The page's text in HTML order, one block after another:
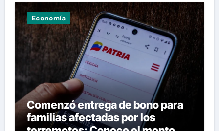
Economía
Comenzó entrega de bono para
familias afectadas por los